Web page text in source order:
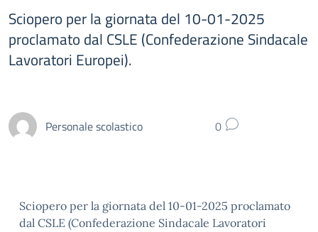
Sciopero per la giornata del 10-01-2025
proclamato dal CSLE (Confederazione Sindacale
Lavoratori Europei).
Personale scolastico 0
Sciopero per la giornata del 10-01-2025 proclamato
dal CSLE (Confederazione Sindacale Lavoratori